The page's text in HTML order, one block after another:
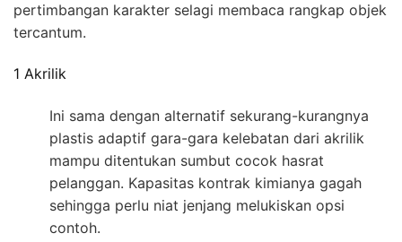
pertimbangan karakter selagi membaca rangkap objek
tercantum.
1 Akrilik
Ini sama dengan alternatif sekurang-kurangnya
plastis adaptif gara-gara kelebatan dari akrilik
mampu ditentukan sumbut cocok hasrat
pelanggan. Kapasitas kontrak kimianya gagah
sehingga perlu niat jenjang melukiskan opsi
contoh.